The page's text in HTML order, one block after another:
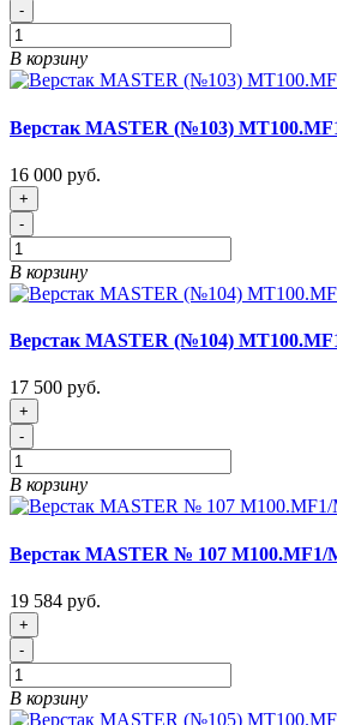
-
В корзину
Верстак MASTER (№103)
16 000 руб.
+
-
В корзину
Верстак MASTER (№104)
17 500 руб.
+
-
В корзину
Верстак MASTER № 107 M100.MF1/
19 584 руб.
+
-
В корзину